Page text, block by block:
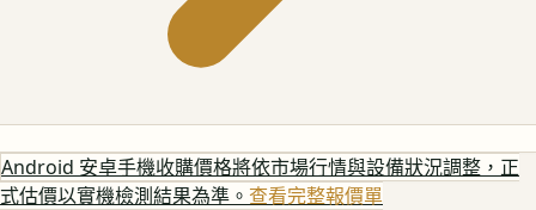
Android 安卓手機收購價格將依市場行情與設備狀況調整，正
式估價以實機檢測結果為準。 查看完整報價單